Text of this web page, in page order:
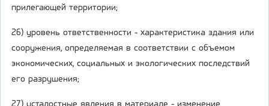
прилегающей территории;
26) уровень ответственности - характеристика здания или
сооружения, определяемая в соответствии с объемом
экономических, социальных и экологических последствий
его разрушения;